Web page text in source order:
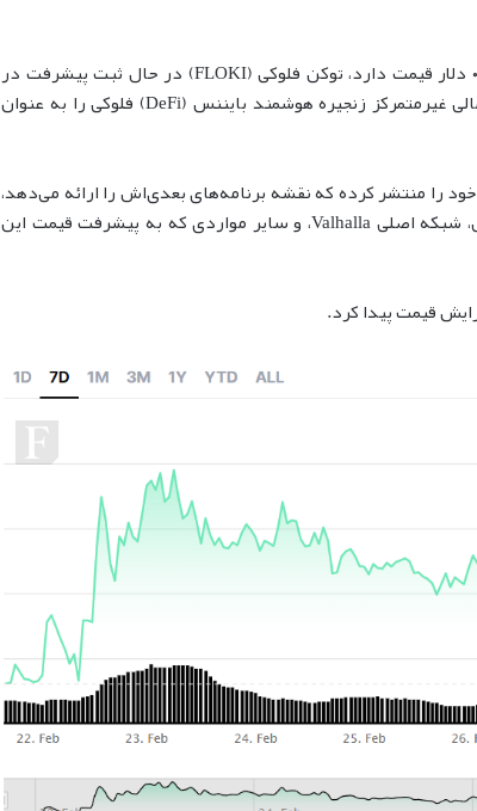
علیرغم اینکه در زمان انتشار این خبر تنها ۰/۰۰۰۰۴۸۳۱ دلار قیمت دارد، توکن فلوکی (FLOKI) در حال ثبت پیشرفت در
اکوسیستم خود است، چرا که دومین پروتکل بزرگ مالی غیرمتمرکز زنجیره هوشمند بایننس (DeFi) فلوکی را به عنوان
علاوه بر این، تیم فلوکی (FLOKI) اخیراً نقشه راه ۲۰۲۳ خود را منتشر کرده که نقشه برنامه‌های بعدی‌اش را ارائه می‌دهد،
از جمله توسعه خدمات سهام خود، کارت نقدی فلوکی، شبکه اصلی Valhalla، و سایر مواردی که به پیشرفت قیمت این